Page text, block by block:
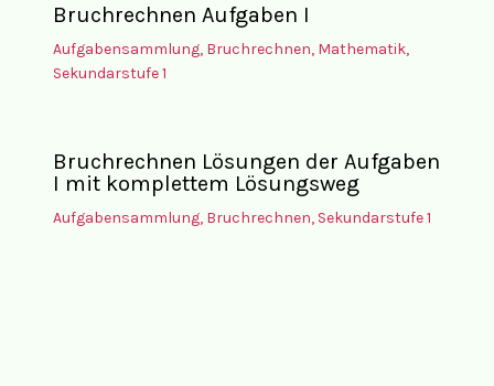
Bruchrechnen Aufgaben I
Aufgabensammlung, Bruchrechnen, Mathematik,
Sekundarstufe 1
Bruchrechnen Lösungen der Aufgaben
I mit komplettem Lösungsweg
Aufgabensammlung, Bruchrechnen, Sekundarstufe 1